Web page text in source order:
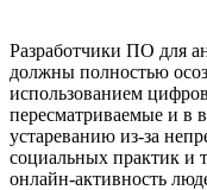
Разработчики ПО для
должны полностью
использованием
пересматриваемые и в
устареванию из-за
социальных практик и
онлайн-активность